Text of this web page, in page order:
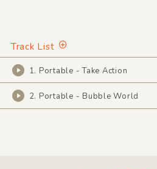
Track List
1. Portable - Take Action
2. Portable - Bubble World